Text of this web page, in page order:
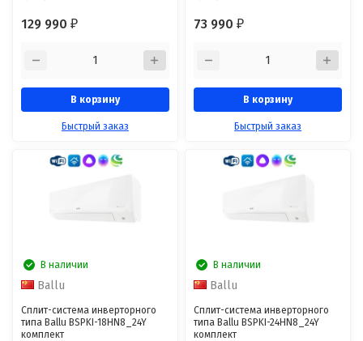
129 990₽
В корзину
Быстрый заказ
73 990₽
В корзину
Быстрый заказ
В наличии
Ballu
Сплит-система инверторного
типа Ballu BSPKI-18HN8_24Y
комплект
В наличии
Ballu
Сплит-система инверторного
типа Ballu BSPKI-24HN8_24Y
комплект